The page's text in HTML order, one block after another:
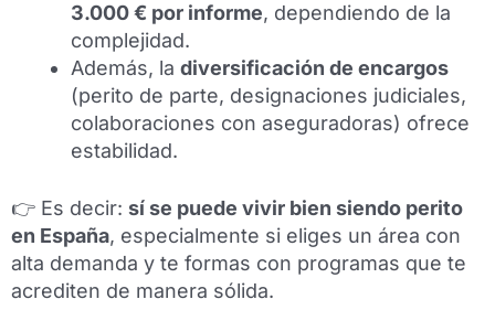
3.000 € por informe, dependiendo de la
complejidad.
Además, la diversificación de encargos
(perito de parte, designaciones judiciales,
colaboraciones con aseguradoras) ofrece
estabilidad.
👉 Es decir: sí se puede vivir bien siendo perito
en España, especialmente si eliges un área con
alta demanda y te formas con programas que te
acrediten de manera sólida.